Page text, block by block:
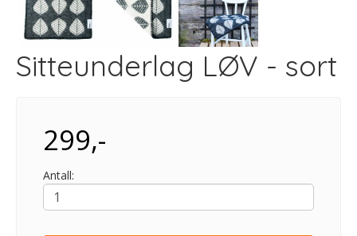
Sitteunderlag LØV - sort
299,-
Antall: